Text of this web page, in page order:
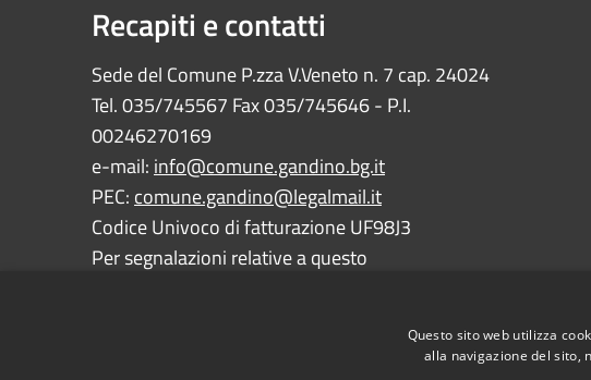
Recapiti e contatti
Sede del Comune P.zza V.Veneto n. 7 cap. 24024
Tel. 035/745567 Fax 035/745646 - P.I.
00246270169
e-mail: info@comune.gandino.bg.it
PEC: comune.gandino@legalmail.it
Codice Univoco di fatturazione UF98J3
Per segnalazioni relative a questo
Questo sito web utilizza
alla navigazione del sito,